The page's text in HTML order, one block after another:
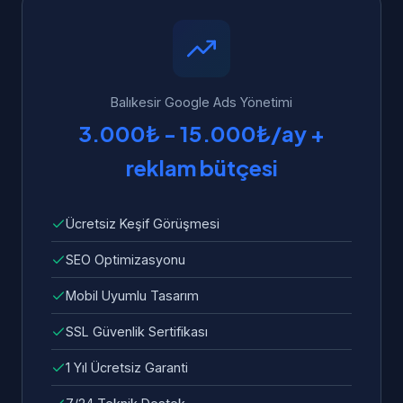
ve sorunlar ücretsiz olarak giderilir.
Balıkesir Google Ads Yönetimi
3.000₺ - 15.000₺/ay +
reklam bütçesi
Ücretsiz Keşif Görüşmesi
SEO Optimizasyonu
Mobil Uyumlu Tasarım
SSL Güvenlik Sertifikası
1 Yıl Ücretsiz Garanti